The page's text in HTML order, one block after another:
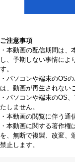
ご注意事項
・本動画の配信期間は
し、予期しない事情によ
す。
・パソコンや端末のOS
は、動画が再生されない
・パソコンや端末のOS
たしません。
・本動画の閲覧に伴う通
・本動画に関する著作
を、無断で複製、改変、
禁止します。